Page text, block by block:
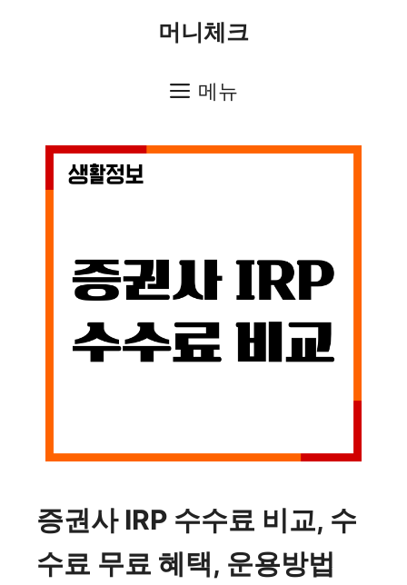
머니체크
메뉴
증권사 IRP 수수료 비교, 수
수료 무료 혜택, 운용방법